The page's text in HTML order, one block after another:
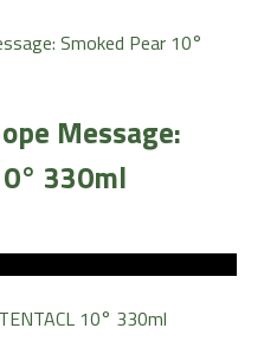
Message:
330ml